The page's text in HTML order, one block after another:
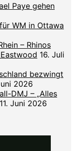
Paye gehen
WM in Ottawa
– Rhinos
16. Juli
bezwingt
2026
DMJ – „Alles
11. Juni 2026